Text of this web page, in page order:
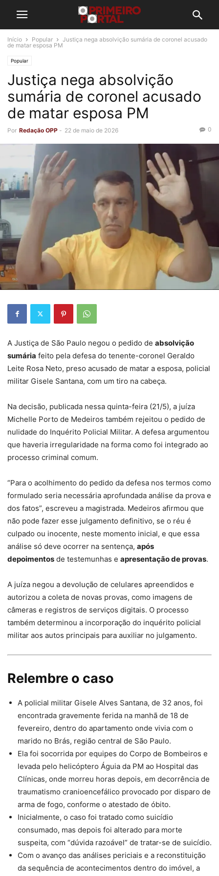
Início Popular
Justiça nega absolvição sumária de coronel acusado
de matar esposa PM
Popular
Justiça nega absolvição
sumária de coronel acusado
de matar esposa PM
Por Redação OPP - 22 de maio de 2026 0
A Justiça de São Paulo negou o pedido de absolvição
sumária feito pela defesa do tenente-coronel Geraldo
Leite Rosa Neto, preso acusado de matar a esposa, policial
militar Gisele Santana, com um tiro na cabeça.
Na decisão, publicada nessa quinta-feira (21/5), a juíza
Michelle Porto de Medeiros também rejeitou o pedido de
nulidade do Inquérito Policial Militar. A defesa argumentou
que haveria irregularidade na forma como foi integrado ao
processo criminal comum.
“Para o acolhimento do pedido da defesa nos termos como
formulado seria necessária aprofundada análise da prova e
dos fatos”, escreveu a magistrada. Medeiros afirmou que
não pode fazer esse julgamento definitivo, se o réu é
culpado ou inocente, neste momento inicial, e que essa
análise só deve ocorrer na sentença, após
depoimentos de testemunhas e apresentação de provas.
A juíza negou a devolução de celulares apreendidos e
autorizou a coleta de novas provas, como imagens de
câmeras e registros de serviços digitais. O processo
também determinou a incorporação do inquérito policial
militar aos autos principais para auxiliar no julgamento.
Relembre o caso
A policial militar Gisele Alves Santana, de 32 anos, foi
encontrada gravemente ferida na manhã de 18 de
fevereiro, dentro do apartamento onde vivia com o
marido no Brás, região central de São Paulo.
Ela foi socorrida por equipes do Corpo de Bombeiros e
levada pelo helicóptero Águia da PM ao Hospital das
Clínicas, onde morreu horas depois, em decorrência de
traumatismo cranioencefálico provocado por disparo de
arma de fogo, conforme o atestado de óbito.
Inicialmente, o caso foi tratado como suicídio
consumado, mas depois foi alterado para morte
suspeita, com “dúvida razoável” de tratar-se de suicídio.
Com o avanço das análises periciais e a reconstituição
da sequência de acontecimentos dentro do imóvel, a